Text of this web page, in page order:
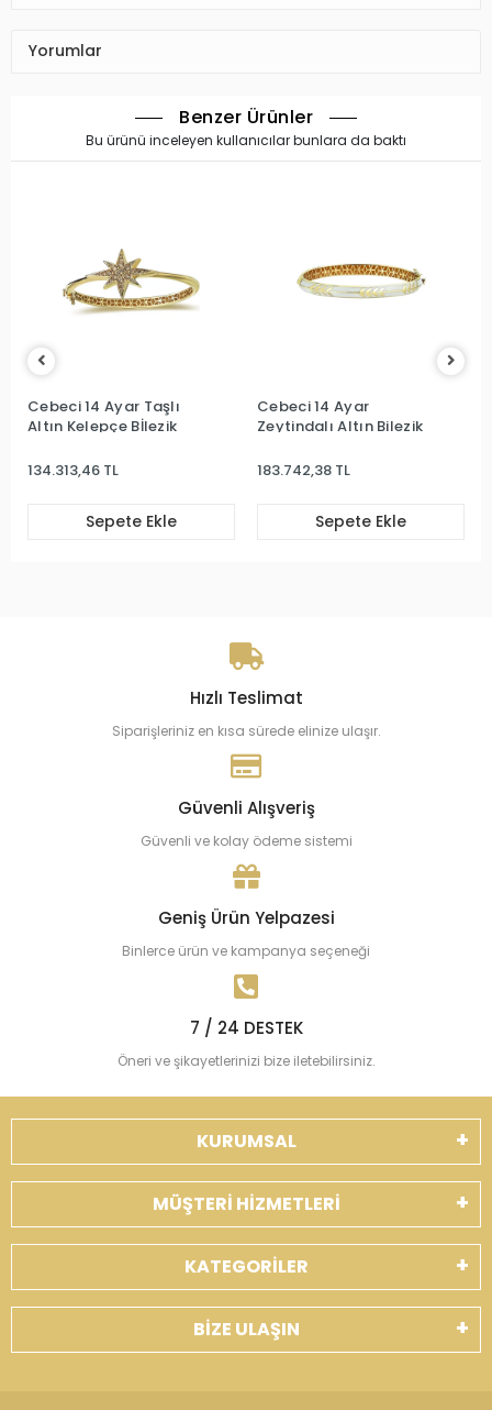
Yorumlar
Benzer Ürünler
Bu ürünü inceleyen kullanıcılar bunlara da baktı
Cebeci 14 Ayar Taşlı
Altın Kelepçe Bİlezik
134.313,46 TL
Sepete Ekle
Cebeci 14 Ayar
Zeytindalı Altın Bilezik
183.742,38 TL
Sepete Ekle
Hızlı Teslimat
Siparişleriniz en kısa sürede elinize ulaşır.
Güvenli Alışveriş
Güvenli ve kolay ödeme sistemi
Geniş Ürün Yelpazesi
Binlerce ürün ve kampanya seçeneği
7 / 24 DESTEK
Öneri ve şikayetlerinizi bize iletebilirsiniz.
KURUMSAL
MÜŞTERİ HİZMETLERİ
KATEGORİLER
BİZE ULAŞIN